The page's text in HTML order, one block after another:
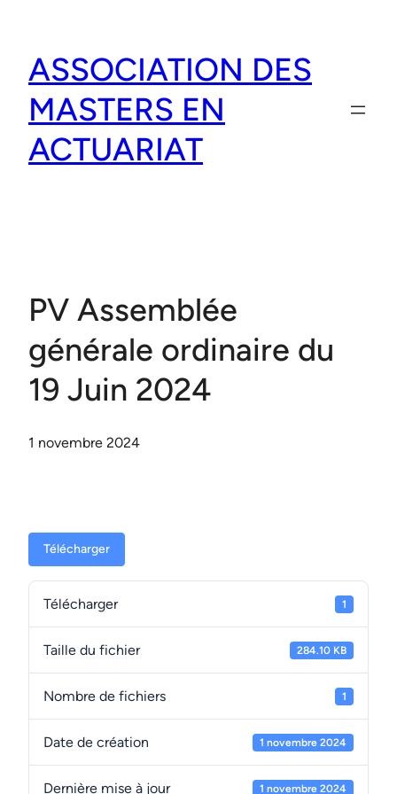
contenu
ASSOCIATION DES
MASTERS EN
ACTUARIAT
PV Assemblée
générale ordinaire du
19 Juin 2024
1 novembre 2024
Télécharger
Télécharger 1
Taille du fichier 284.10 KB
Nombre de fichiers 1
Date de création 1 novembre 2024
Dernière mise à jour 1 novembre 2024